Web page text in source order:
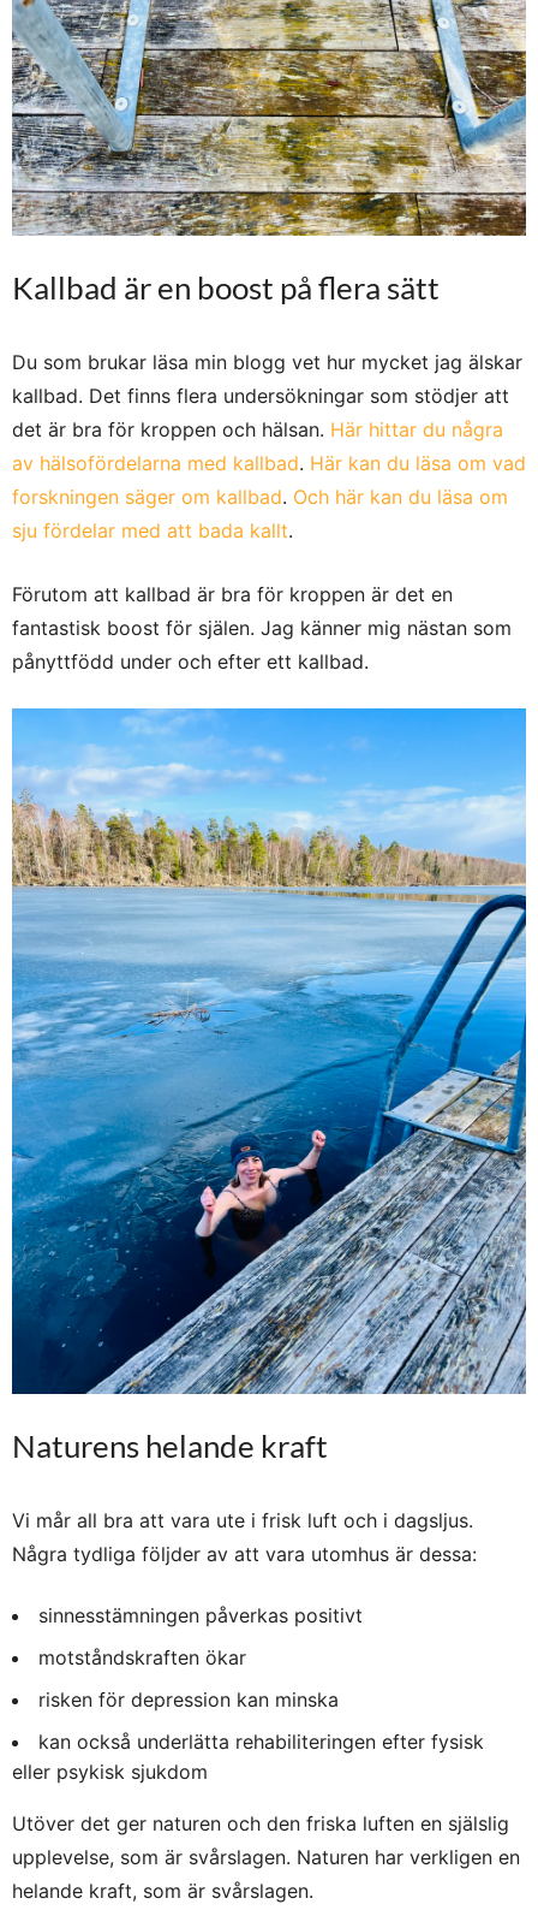
Kallbad är en boost på flera sätt
Du som brukar läsa min blogg vet hur mycket jag älskar
kallbad. Det finns flera undersökningar som stödjer att
det är bra för kroppen och hälsan. Här hittar du några
av hälsofördelarna med kallbad. Här kan du läsa om vad
forskningen säger om kallbad. Och här kan du läsa om
sju fördelar med att bada kallt.
Förutom att kallbad är bra för kroppen är det en
fantastisk boost för själen. Jag känner mig nästan som
pånyttfödd under och efter ett kallbad.
Naturens helande kraft
Vi mår all bra att vara ute i frisk luft och i dagsljus.
Några tydliga följder av att vara utomhus är dessa:
sinnesstämningen påverkas positivt
motståndskraften ökar
risken för depression kan minska
kan också underlätta rehabiliteringen efter fysisk
eller psykisk sjukdom
Utöver det ger naturen och den friska luften en själslig
upplevelse, som är svårslagen. Naturen har verkligen en
helande kraft, som är svårslagen.